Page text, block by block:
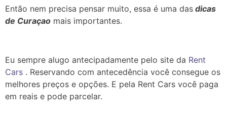
Então nem precisa pensar muito, essa é uma das dicas
de Curaçao mais importantes.
Eu sempre alugo antecipadamente pelo site da Rent
Cars . Reservando com antecedência você consegue os
melhores preços e opções. E pela Rent Cars você paga
em reais e pode parcelar.